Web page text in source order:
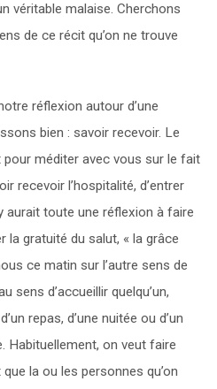
véritable malaise. Cherchons
de ce récit qu’on ne trouve
réflexion autour d’une
bien : savoir recevoir. Le
pour méditer avec vous sur le fait
recevoir l’hospitalité, d’entrer
aurait toute une réflexion à faire
la gratuité du salut, « la grâce
ce matin sur l’autre sens de
sens d’accueillir quelqu’un,
repas, d’une nuitée ou d’un
Habituellement, on veut faire
la ou les personnes qu’on